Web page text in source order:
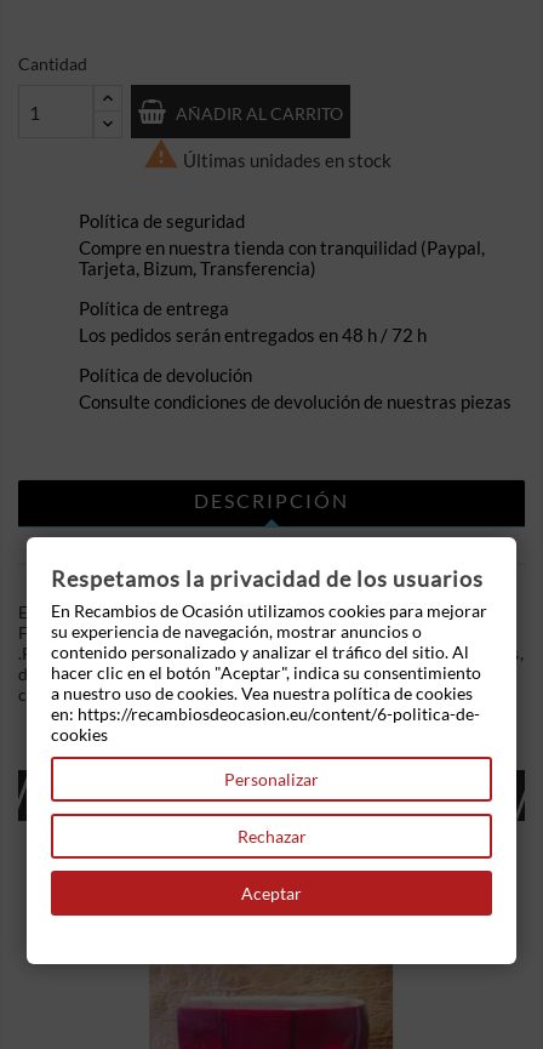
Cantidad
AÑADIR AL CARRITO
 Últimas unidades en stock
Política de seguridad
Compre en nuestra tienda con tranquilidad (Paypal,
Tarjeta, Bizum, Transferencia)
Política de entrega
Los pedidos serán entregados en 48 h / 72 h
Política de devolución
Consulte condiciones de devolución de nuestras piezas
DESCRIPCIÓN
DETALLES DEL PRODUCTO
En Recambios de Ocasion disponemos de Modulo electronico
Fiat Stilo (192) (2001-2007) 1.9 16V JTD (3 dr) (140 cv)
.Referencia Interna: 06281550149265 - Ref: 51711306. Ademas,
disponemos de mas recambios, si tiene cualquier duda
consultenos.
16 OTROS PRODUCTOS EN LA MISMA
CATEGORÍA:
Respetamos la privacidad de los usuarios
En Recambios de Ocasión utilizamos cookies para mejorar
su experiencia de navegación, mostrar anuncios o
contenido personalizado y analizar el tráfico del sitio. Al
hacer clic en el botón "Aceptar", indica su consentimiento
a nuestro uso de cookies. Vea nuestra política de cookies
en: https://recambiosdeocasion.eu/content/6-politica-de-
cookies
Personalizar
Rechazar
Aceptar